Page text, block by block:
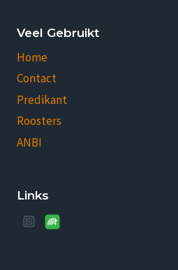
Veel Gebruikt
Home
Contact
Predikant
Roosters
ANBI
Links